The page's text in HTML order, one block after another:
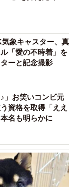
おじいちゃんも嬉し
ョット）
。
うぶだよ！」と
遊んでいます。
っています。
帰る時に突然
り、保育園の連
クをして…あそ
に一日の出来事
気象キャスター、真
「愛の不時着」を
ーと記念撮影
」お笑いコンビ元
資格を取得「ええ
名も明らかに